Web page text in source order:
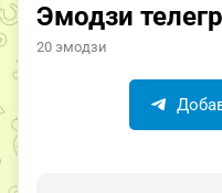
Эмодзи
20 эмодзи